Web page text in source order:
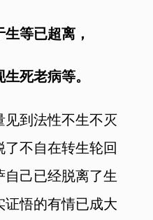
等已超离，
死老病等。
见到法性不生不灭
不自在转生轮回
己已经脱离了生
悟的有情已成大